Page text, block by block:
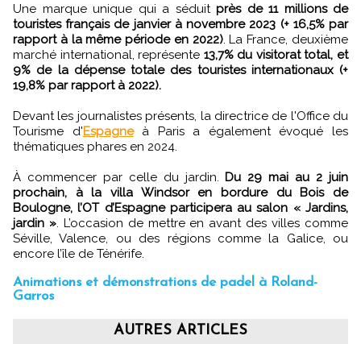
Une marque unique qui a séduit près de 11 millions de
touristes français de janvier à novembre 2023 (+ 16,5% par
rapport à la même période en 2022). La France, deuxième
marché international, représente 13,7% du visitorat total, et
9% de la dépense totale des touristes internationaux (+
19,8% par rapport à 2022).
Devant les journalistes présents, la directrice de l'Office du
Tourisme d'Espagneà Paris a également évoqué les
thématiques phares en 2024.
À commencer par celle du jardin. Du 29 mai au 2 juin
prochain, à la villa Windsor en bordure du Bois de
Boulogne, l’OT d’Espagne participera au salon « Jardins,
jardin ». L’occasion de mettre en avant des villes comme
Séville, Valence, ou des régions comme la Galice, ou
encore l’île de Ténérife.
Animations et démonstrations de padel à Roland-
Garros
AUTRES ARTICLES